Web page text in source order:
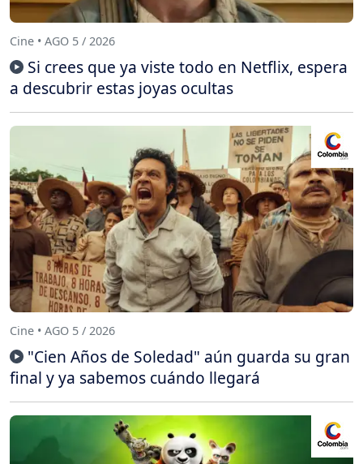
Cine • AGO 5 / 2026
Si crees que ya viste todo en Netflix, espera
a descubrir estas joyas ocultas
Cine • AGO 5 / 2026
"Cien Años de Soledad" aún guarda su gran
final y ya sabemos cuándo llegará